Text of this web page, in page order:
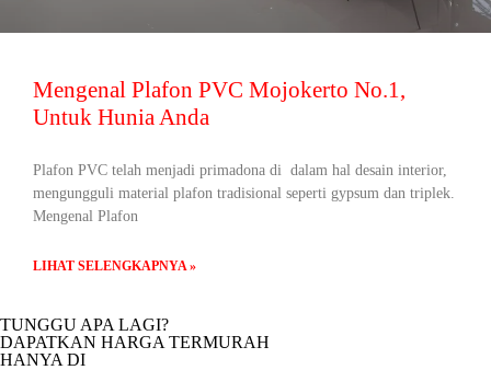
Mengenal Plafon PVC Mojokerto No.1,
Untuk Hunia Anda
Plafon PVC telah menjadi primadona di dalam hal desain interior,
mengungguli material plafon tradisional seperti gypsum dan triplek.
Mengenal Plafon
LIHAT SELENGKAPNYA »
TUNGGU APA LAGI?
DAPATKAN HARGA TERMURAH
HANYA DI